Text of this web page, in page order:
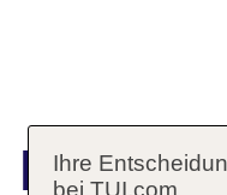
Ihre
bei TUI.com